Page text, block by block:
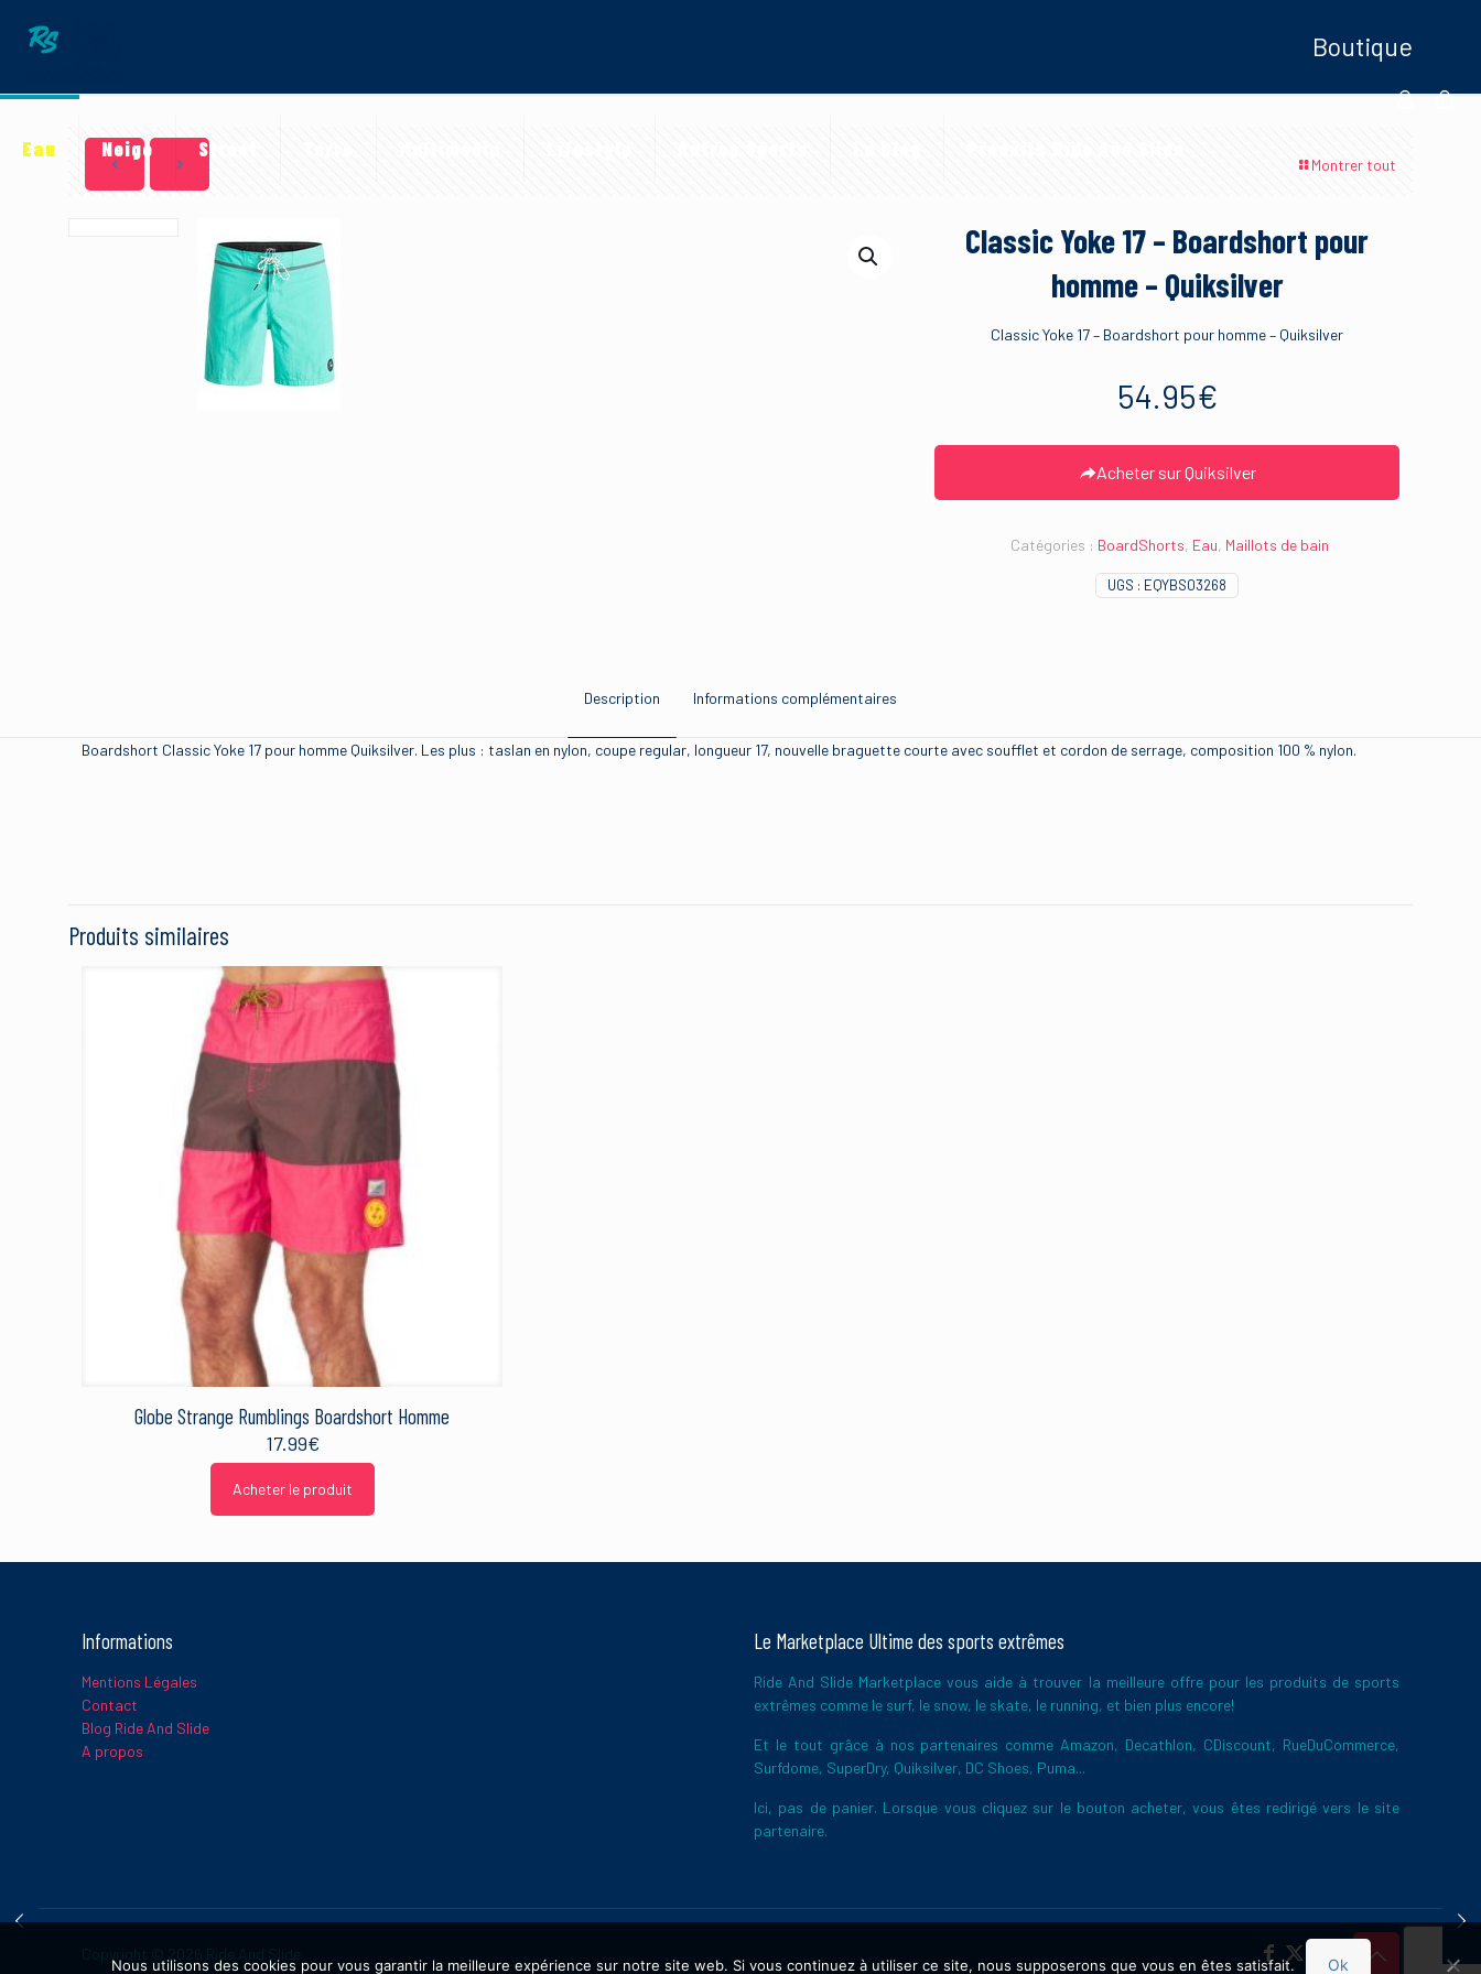
Eau Neige Street
Boutique
Montrer tout
Classic Yoke 17 – Boardshort pour
homme – Quiksilver
Classic Yoke 17 – Boardshort pour homme – Quiksilver
54.95€
Acheter sur Quiksilver
UGS : EQYBS03268
Catégories : BoardShorts, Eau, Maillots de bain
Description Informations complémentaires
Boardshort Classic Yoke 17 pour homme Quiksilver. Les plus : taslan en nylon, coupe regular, longueur 17, nouvelle braguette courte avec soufflet et cordon de serrage, composition 100 % nylon.
Produits similaires
Globe Strange Rumblings Boardshort Homme
17.99€
Acheter le produit
Informations
Mentions Légales
Contact
Blog Ride And Slide
A propos
Le Marketplace Ultime des sports extrêmes
Ride And Slide Marketplace vous aide à trouver la meilleure offre pour les produits de sports
extrêmes comme le surf, le snow, le skate, le running, et bien plus encore!
Et le tout grâce à nos partenaires comme Amazon, Decathlon, CDiscount, RueDuCommerce,
Surfdome, SuperDry, Quiksilver, DC Shoes, Puma...
Ici, pas de panier. Lorsque vous cliquez sur le bouton acheter, vous êtes redirigé vers le site
partenaire.
Nous utilisons des cookies pour vous garantir la meilleure expérience sur notre site web. Si vous continuez à utiliser ce site, nous supposerons que vous en êtes satisfait. Ok